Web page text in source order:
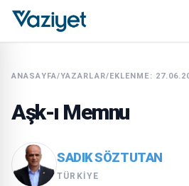
ANASAYFA/YAZARLAR/EKLENME:
Aşk-ı Memnu
SADIK SÖZTUTAN
TÜRKIYE